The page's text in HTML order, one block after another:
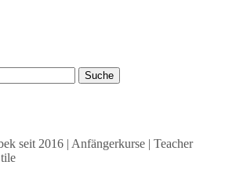
seit 2016 | Anfängerkurse | Teacher